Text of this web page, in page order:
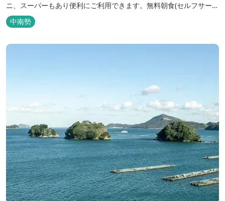
ニ、スーパーもあり便利にご利用できます。無料朝食(セルフサービ
ス)、大型無料駐車場も完備。
中南勢